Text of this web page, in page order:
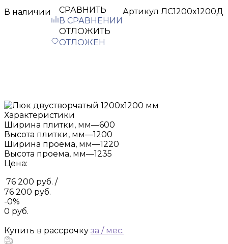
В наличии
СРАВНИТЬ
В СРАВНЕНИИ
ОТЛОЖИТЬ
ОТЛОЖЕН
Артикул ЛС1200x1200Д
Характеристики
Ширина плитки, мм—600
Высота плитки, мм—1200
Ширина проема, мм—1220
Высота проема, мм—1235
Цена:
76 200 руб. /
76 200 руб.
-0%
0 руб.
Купить в рассрочку за / мес.